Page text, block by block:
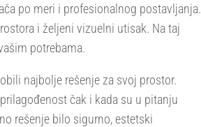
po meri i profesionalnog postavljanja.
i željeni vizuelni utisak. Na taj
potrebama.
najbolje rešenje za svoj prostor.
čak i kada su u pitanju
rešenje bilo sigurno, estetski